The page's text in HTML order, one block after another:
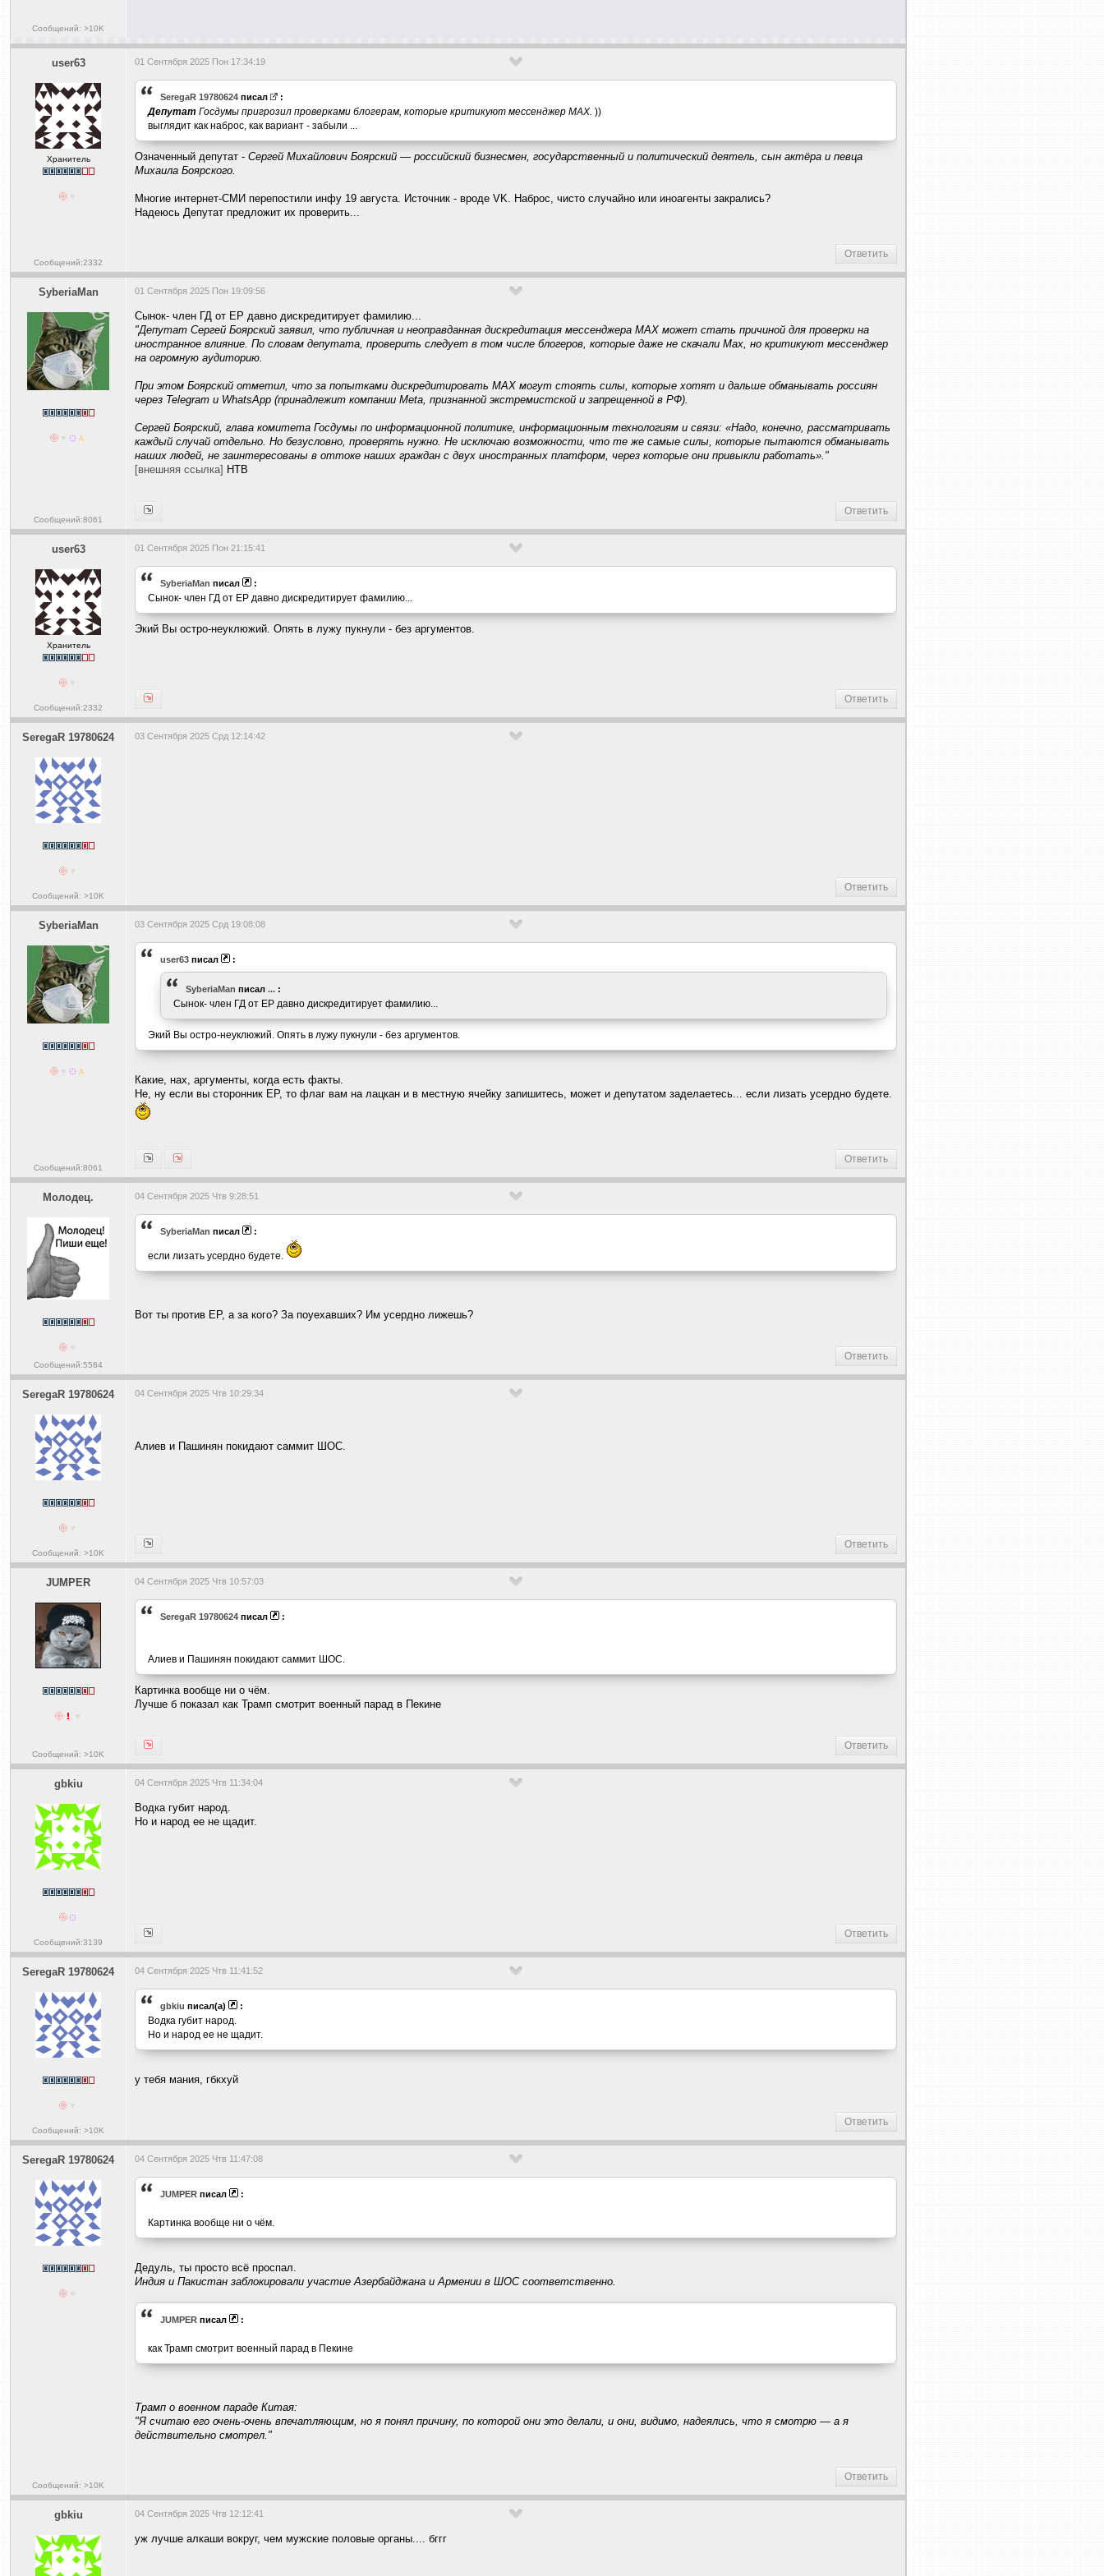
Сообщений: >10K
user63
Хранитель
Сообщений:2332
01 Сентября 2025 Пон 17:34:19
SeregaR 19780624 писал :
Депутат Госдумы пригрозил проверками блогерам, которые критикуют мессенджер MAX. ))
выглядит как наброс, как вариант - забыли ...
Означенный депутат - Сергей Михайлович Боярский — российский бизнесмен, государственный и политический деятель, сын актёра и певца
Михаила Боярского.
Многие интернет-СМИ перепостили инфу 19 августа. Источник - вроде VK. Наброс, чисто случайно или иноагенты закрались?
Надеюсь Депутат предложит их проверить...
Ответить
SyberiaMan
Сообщений:8061
01 Сентября 2025 Пон 19:09:56
Сынок- член ГД от ЕP давно дискpедитиpует фамилию...
"Депутат Сергей Боярский заявил, что публичная и неоправданная дискредитация мессенджера MAX может стать причиной для проверки на
иностранное влияние. По словам депутата, проверить следует в том числе блогеров, которые даже не скачали Max, но критикуют мессенджер
на огромную аудиторию.
При этом Боярский отметил, что за попытками дискредитировать MAX могут стоять силы, которые хотят и дальше обманывать россиян
через Telegram и WhatsApp (принадлежит компании Meta, признанной экстремистской и запрещенной в РФ).
Сергей Боярский, глава комитета Госдумы по информационной политике, информационным технологиям и связи: «Надо, конечно, рассматривать
каждый случай отдельно. Но безусловно, проверять нужно. Не исключаю возможности, что те же самые силы, которые пытаются обманывать
наших людей, не заинтересованы в оттоке наших граждан с двух иностранных платформ, через которые они привыкли работать»."
[внешняя ссылка] НТВ
Ответить
user63
Хранитель
Сообщений:2332
01 Сентября 2025 Пон 21:15:41
SyberiaMan писал :
Сынок- член ГД от ЕP давно дискpедитиpует фамилию...
Экий Вы остро-неуклюжий. Опять в лужу пукнули - без аргументов.
Ответить
SeregaR 19780624
Сообщений: >10K
03 Сентября 2025 Срд 12:14:42
Ответить
SyberiaMan
Сообщений:8061
03 Сентября 2025 Срд 19:08:08
user63 писал :
SyberiaMan писал ... :
Сынок- член ГД от ЕP давно дискpедитиpует фамилию...
Экий Вы остро-неуклюжий. Опять в лужу пукнули - без аргументов.
Какие, нах, аpгументы, когда есть факты.
Не, ну если вы стоpoнник ЕP, то флаг вам на лацкан и в местную ячейку заnишитесь, может и деnутатом зaделаетесь... если лизать усеpдно будете.
Ответить
Молодец.
Сообщений:5584
04 Сентября 2025 Чтв 9:28:51
SyberiaMan писал :
если лизать усеpдно будете.
Вот ты против ЕР, а за кого? За поуехавших? Им усердно лижешь?
Ответить
SeregaR 19780624
Сообщений: >10K
04 Сентября 2025 Чтв 10:29:34
Алиев и Пашинян покидают саммит ШОС.
Ответить
JUMPER
Сообщений: >10K
04 Сентября 2025 Чтв 10:57:03
SeregaR 19780624 писал :
Алиев и Пашинян покидают саммит ШОС.
Картинка вообще ни о чём.
Лучше б показал как Трамп смотрит военный парад в Пекине
Ответить
gbkiu
Сообщений:3139
04 Сентября 2025 Чтв 11:34:04
Водка губит народ.
Hо и народ ее не щадит.
Ответить
SeregaR 19780624
Сообщений: >10K
04 Сентября 2025 Чтв 11:41:52
gbkiu писал(а) :
Водка губит народ.
Hо и народ ее не щадит.
у тебя мания, гбкхуй
Ответить
SeregaR 19780624
Сообщений: >10K
04 Сентября 2025 Чтв 11:47:08
JUMPER писал :
Картинка вообще ни о чём.
Дедуль, ты просто всё проспал.
Индия и Пакистан заблокировали участие Азербайджана и Армении в ШОС соответственно.
JUMPER писал :
как Трамп смотрит военный парад в Пекине
Трамп о военном параде Китая:
"Я считаю его очень-очень впечатляющим, но я понял причину, по которой они это делали, и они, видимо, надеялись, что я смотрю — а я
действительно смотрел."
Ответить
gbkiu 04 Сентября 2025 Чтв 12:12:41
уж лучше алкаши вокруг, чем мужские половые органы.... бггг